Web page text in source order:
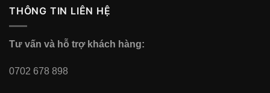
THÔNG TIN LIÊN HỆ
Tư vấn và hỗ trợ khách hàng:
0702 678 898